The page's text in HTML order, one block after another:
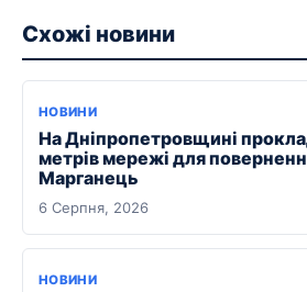
Схожі новини
НОВИНИ
На Дніпропетровщині
метрів мережі для
Марганець
6 Серпня, 2026
НОВИНИ